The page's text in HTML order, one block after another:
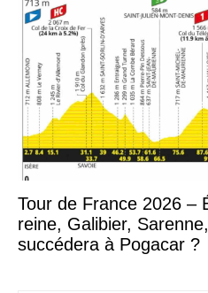
Tour de France 2026 –
reine, Galibier,
succédera à Pogacar ?